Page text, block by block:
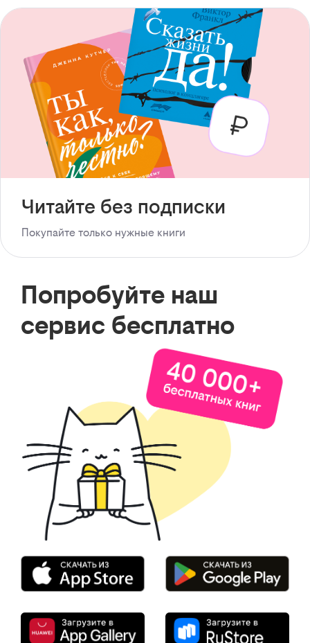
Читайте без подписки
Покупайте только нужные книги
Попробуйте наш
сервис бесплатно